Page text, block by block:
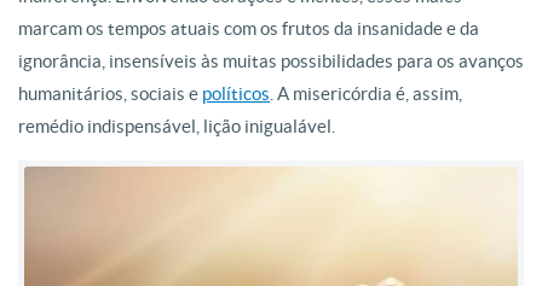
marcam os tempos atuais com os frutos da insanidade e da
ignorância, insensíveis às muitas possibilidades para os avanços
humanitários, sociais e políticos . A misericórdia é, assim,
remédio indispensável, lição inigualável.